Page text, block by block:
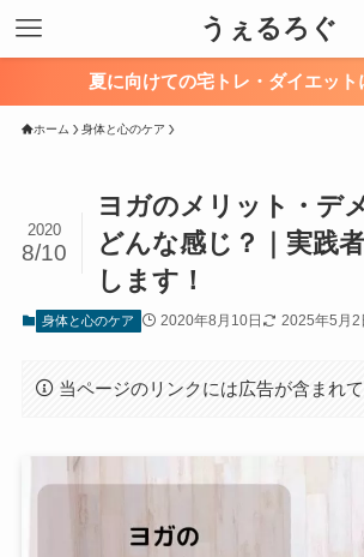
うぇるろぐ
夏に向けての宅トレ・ダイエット
ホーム 身体と心のケア
ヨガのメリット・デ
どんな感じ？｜実践
します！
2020
8/10
身体と心のケア 2020年8月10日 2025年5月2
当ページのリンクには広告が含まれて